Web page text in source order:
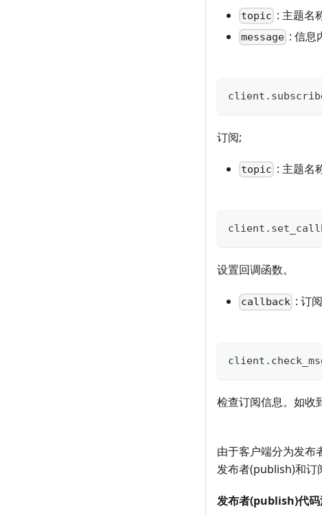
topic : 主题名
message : 信息
client .
订阅;
topic : 主题名
client .
设置回调函数。
callback : 订
client .
检查订阅信息。如收
由于客户端分为发布
发布者(publish)和订
发布者(publish)代码